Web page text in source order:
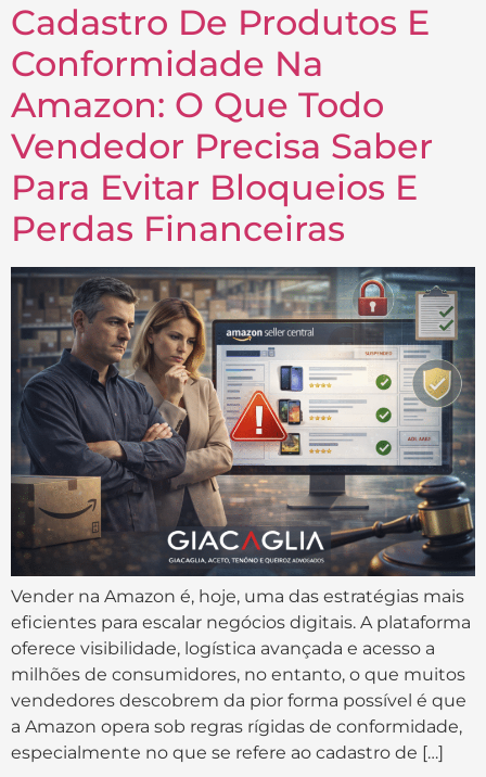
Cadastro De Produtos E
Conformidade Na
Amazon: O Que Todo
Vendedor Precisa Saber
Para Evitar Bloqueios E
Perdas Financeiras
Vender na Amazon é, hoje, uma das estratégias mais
eficientes para escalar negócios digitais. A plataforma
oferece visibilidade, logística avançada e acesso a
milhões de consumidores, no entanto, o que muitos
vendedores descobrem da pior forma possível é que
a Amazon opera sob regras rígidas de conformidade,
especialmente no que se refere ao cadastro de […]